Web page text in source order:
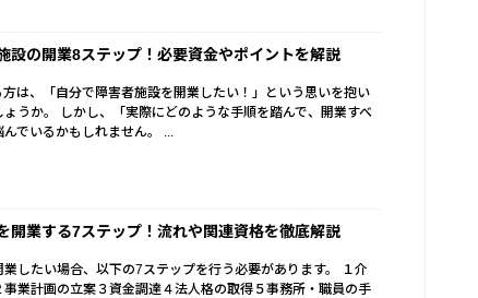
設の開業8ステップ！必要資金やポイントを解説
方は、「自分で障害者施設を開業したい！」という思いを抱い
うか。 しかし、「実際にどのような手順を踏んで、開業すべ
でいるかもしれません。 ...
開業する7ステップ！流れや関連資格を徹底解説
したい場合、以下の7ステップを行う必要があります。 １介
業計画の立案３資金調達４法人格の取得５事務所・職員の手